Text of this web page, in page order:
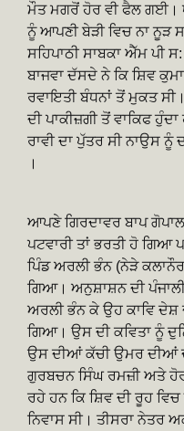
ਮੌਤ ਮਗਰੋਂ ਹੋਰ ਵੀ ਫੈਲ ਗਈ।
ਨੂੰ ਆਪਣੀ ਬੇੜੀ ਵਿਚ ਨਾ
ਸਹਿਪਾਠੀ ਸਾਬਕਾ ਐੱਮ ਪੀ
ਬਾਜਵਾ ਦੱਸਦੇ ਨੇ ਕਿ ਸ਼ਿਵ
ਰਵਾਇਤੀ ਬੰਧਨਾਂ ਤੋਂ ਮੁਕਤ
ਦੀ ਪਾਕੀਜ਼ਗੀ ਤੋਂ ਵਾਕਿਫ
ਰਾਵੀ ਦਾ ਪੁੱਤਰ ਸੀ ਨਾਉਸ
।
ਆਪਣੇ ਗਿਰਦਾਵਰ ਬਾਪ
ਪਟਵਾਰੀ ਤਾਂ ਭਰਤੀ ਹੋ ਗਿਆ
ਪਿੰਡ ਅਰਲੀ ਭੰਨ (ਨੇੜੇ
ਗਿਆ। ਅਨੁਸ਼ਾਸ਼ਨ ਦੀ
ਅਰਲੀ ਭੰਨ ਕੇ ਉਹ ਕਾਵਿ
ਗਿਆ। ਉਸ ਦੀ ਕਵਿਤਾ ਨੂੰ
ਉਸ ਦੀਆਂ ਕੱਚੀ ਉਮਰ ਦੀਆਂ
ਗੁਰਬਚਨ ਸਿੰਘ ਰਮਜ਼ੀ ਅਤੇ
ਰਹੇ ਹਨ ਕਿ ਸ਼ਿਵ ਦੀ ਰੂਹ
ਨਿਵਾਸ ਸੀ। ਤੀਸਰਾ ਨੇਤਰ